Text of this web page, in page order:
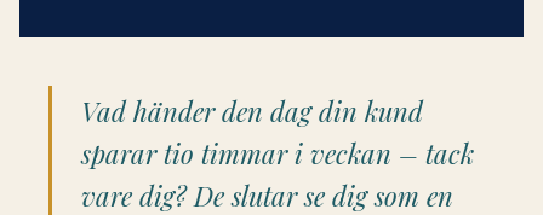
Vad händer den dag din kund
sparar tio timmar i veckan – tack
vare dig? De slutar se dig som en